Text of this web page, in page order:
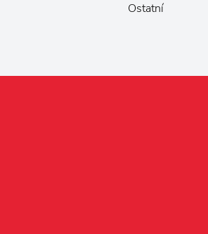
Ostatní